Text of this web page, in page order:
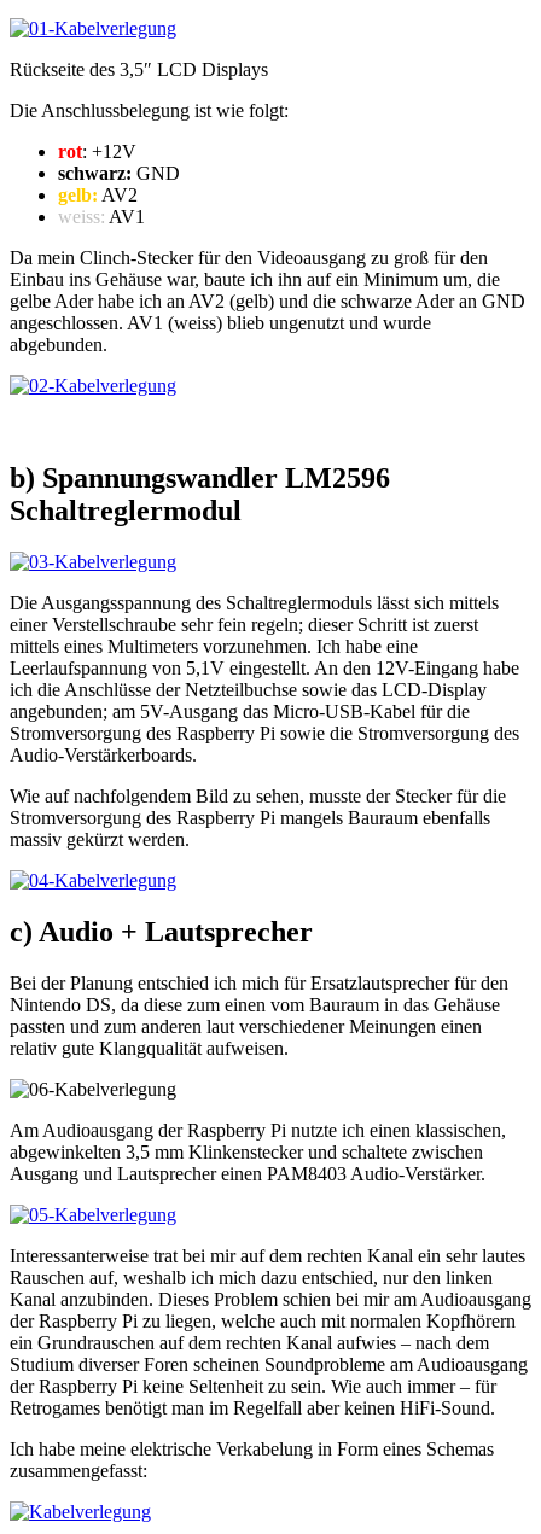
Rückseite des 3,5″ LCD Displays
Die Anschlussbelegung ist wie folgt:
rot: +12V
schwarz: GND
gelb: AV2
weiss: AV1
Da mein Clinch-Stecker für den Videoausgang zu groß für den
Einbau ins Gehäuse war, baute ich ihn auf ein Minimum um, die
gelbe Ader habe ich an AV2 (gelb) und die schwarze Ader an GND
angeschlossen. AV1 (weiss) blieb ungenutzt und wurde
abgebunden.
b) Spannungswandler LM2596
Schaltreglermodul
Die Ausgangsspannung des Schaltreglermoduls lässt sich mittels
einer Verstellschraube sehr fein regeln; dieser Schritt ist zuerst
mittels eines Multimeters vorzunehmen. Ich habe eine
Leerlaufspannung von 5,1V eingestellt. An den 12V-Eingang habe
ich die Anschlüsse der Netzteilbuchse sowie das LCD-Display
angebunden; am 5V-Ausgang das Micro-USB-Kabel für die
Stromversorgung des Raspberry Pi sowie die Stromversorgung des
Audio-Verstärkerboards.
Wie auf nachfolgendem Bild zu sehen, musste der Stecker für die
Stromversorgung des Raspberry Pi mangels Bauraum ebenfalls
massiv gekürzt werden.
c) Audio + Lautsprecher
Bei der Planung entschied ich mich für Ersatzlautsprecher für den
Nintendo DS, da diese zum einen vom Bauraum in das Gehäuse
passten und zum anderen laut verschiedener Meinungen einen
relativ gute Klangqualität aufweisen.
Am Audioausgang der Raspberry Pi nutzte ich einen klassischen,
abgewinkelten 3,5 mm Klinkenstecker und schaltete zwischen
Ausgang und Lautsprecher einen PAM8403 Audio-Verstärker.
Interessanterweise trat bei mir auf dem rechten Kanal ein sehr lautes
Rauschen auf, weshalb ich mich dazu entschied, nur den linken
Kanal anzubinden. Dieses Problem schien bei mir am Audioausgang
der Raspberry Pi zu liegen, welche auch mit normalen Kopfhörern
ein Grundrauschen auf dem rechten Kanal aufwies – nach dem
Studium diverser Foren scheinen Soundprobleme am Audioausgang
der Raspberry Pi keine Seltenheit zu sein. Wie auch immer – für
Retrogames benötigt man im Regelfall aber keinen HiFi-Sound.
Ich habe meine elektrische Verkabelung in Form eines Schemas
zusammengefasst: